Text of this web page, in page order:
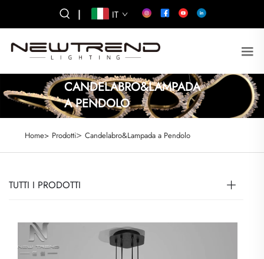
| IT
CANDELABRO&LAMPADA
A PENDOLO
Home> Prodotti> Candelabro&Lampada a Pendolo
TUTTI I PRODOTTI